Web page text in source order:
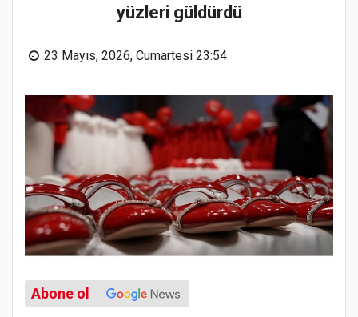
yüzleri güldürdü
23 Mayıs, 2026, Cumartesi 23:54
Abone ol